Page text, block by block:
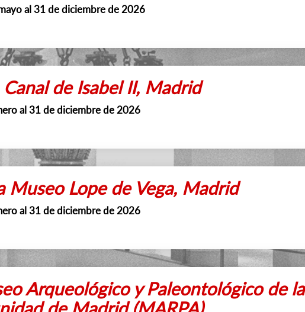
al 31 de diciembre de 2026
Canal de Isabel II, Madrid
al 31 de diciembre de 2026
Museo Lope de Vega, Madrid
al 31 de diciembre de 2026
Arqueológico y Paleontológico de la